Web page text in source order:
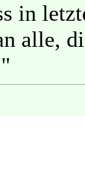
in
alle,